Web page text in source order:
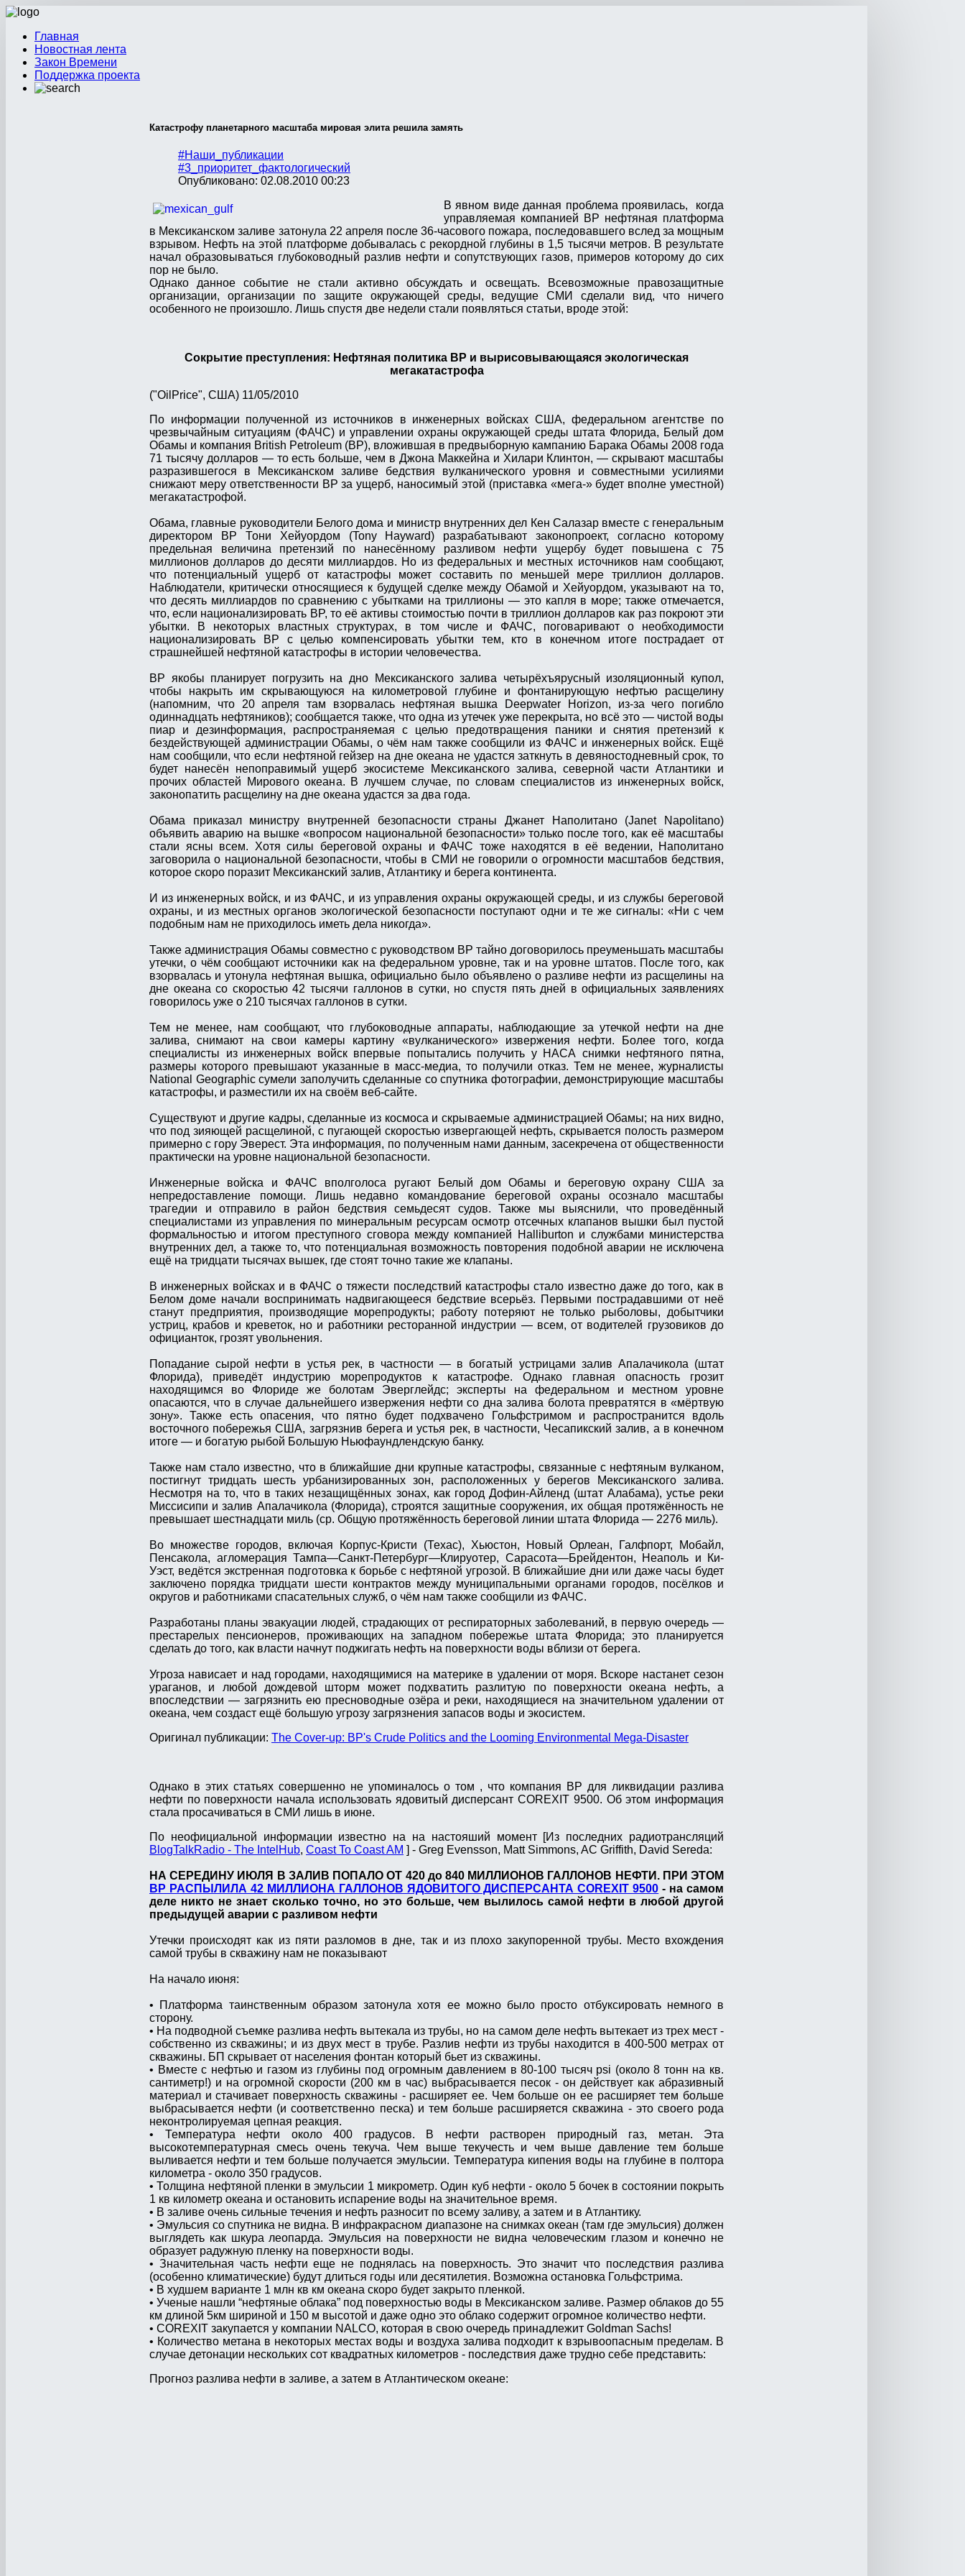
Главная
Новостная лента
Закон Времени
Поддержка проекта
Катастрофу планетарного масштаба мировая элита решила замять
#Наши_публикации
#3_приоритет_фактологический
Опубликовано: 02.08.2010 00:23
В явном виде данная проблема проявилась, когда
управляемая компанией BP нефтяная платформа
в Мексиканском заливе затонула 22 апреля после 36-часового пожара, последовавшего вслед за мощным
взрывом. Нефть на этой платформе добывалась с рекордной глубины в 1,5 тысячи метров. В результате
начал образовываться глубоководный разлив нефти и сопутствующих газов, примеров которому до сих
пор не было.
Однако данное событие не стали активно обсуждать и освещать. Всевозможные правозащитные
организации, организации по защите окружающей среды, ведущие СМИ сделали вид, что ничего
особенного не произошло. Лишь спустя две недели стали появляться статьи, вроде этой:
Сокрытие преступления: Нефтяная политика BP и вырисовывающаяся экологическая
мегакатастрофа
("OilPrice", США) 11/05/2010
По информации полученной из источников в инженерных войсках США, федеральном агентстве по
чрезвычайным ситуациям (ФАЧС) и управлении охраны окружающей среды штата Флорида, Белый дом
Обамы и компания British Petroleum (BP), вложившая в предвыборную кампанию Барака Обамы 2008 года
71 тысячу долларов — то есть больше, чем в Джона Маккейна и Хилари Клинтон, — скрывают масштабы
разразившегося в Мексиканском заливе бедствия вулканического уровня и совместными усилиями
снижают меру ответственности BP за ущерб, наносимый этой (приставка «мега-» будет вполне уместной)
мегакатастрофой.
Обама, главные руководители Белого дома и министр внутренних дел Кен Салазар вместе с генеральным
директором BP Тони Хейуордом (Tony Hayward) разрабатывают законопроект, согласно которому
предельная величина претензий по нанесённому разливом нефти ущербу будет повышена с 75
миллионов долларов до десяти миллиардов. Но из федеральных и местных источников нам сообщают,
что потенциальный ущерб от катастрофы может составить по меньшей мере триллион долларов.
Наблюдатели, критически относящиеся к будущей сделке между Обамой и Хейуордом, указывают на то,
что десять миллиардов по сравнению с убытками на триллионы — это капля в море; также отмечается,
что, если национализировать BP, то её активы стоимостью почти в триллион долларов как раз покроют эти
убытки. В некоторых властных структурах, в том числе и ФАЧС, поговаривают о необходимости
национализировать BP с целью компенсировать убытки тем, кто в конечном итоге пострадает от
страшнейшей нефтяной катастрофы в истории человечества.
BP якобы планирует погрузить на дно Мексиканского залива четырёхъярусный изоляционный купол,
чтобы накрыть им скрывающуюся на километровой глубине и фонтанирующую нефтью расщелину
(напомним, что 20 апреля там взорвалась нефтяная вышка Deepwater Horizon, из-за чего погибло
одиннадцать нефтяников); сообщается также, что одна из утечек уже перекрыта, но всё это — чистой воды
пиар и дезинформация, распространяемая с целью предотвращения паники и снятия претензий к
бездействующей администрации Обамы, о чём нам также сообщили из ФАЧС и инженерных войск. Ещё
нам сообщили, что если нефтяной гейзер на дне океана не удастся заткнуть в девяностодневный срок, то
будет нанесён непоправимый ущерб экосистеме Мексиканского залива, северной части Атлантики и
прочих областей Мирового океана. В лучшем случае, по словам специалистов из инженерных войск,
законопатить расщелину на дне океана удастся за два года.
Обама приказал министру внутренней безопасности страны Джанет Наполитано (Janet Napolitano)
объявить аварию на вышке «вопросом национальной безопасности» только после того, как её масштабы
стали ясны всем. Хотя силы береговой охраны и ФАЧС тоже находятся в её ведении, Наполитано
заговорила о национальной безопасности, чтобы в СМИ не говорили о огромности масштабов бедствия,
которое скоро поразит Мексиканский залив, Атлантику и берега континента.
И из инженерных войск, и из ФАЧС, и из управления охраны окружающей среды, и из службы береговой
охраны, и из местных органов экологической безопасности поступают одни и те же сигналы: «Ни с чем
подобным нам не приходилось иметь дела никогда».
Также администрация Обамы совместно с руководством BP тайно договорилось преуменьшать масштабы
утечки, о чём сообщают источники как на федеральном уровне, так и на уровне штатов. После того, как
взорвалась и утонула нефтяная вышка, официально было объявлено о разливе нефти из расщелины на
дне океана со скоростью 42 тысячи галлонов в сутки, но спустя пять дней в официальных заявлениях
говорилось уже о 210 тысячах галлонов в сутки.
Тем не менее, нам сообщают, что глубоководные аппараты, наблюдающие за утечкой нефти на дне
залива, снимают на свои камеры картину «вулканического» извержения нефти. Более того, когда
специалисты из инженерных войск впервые попытались получить у НАСА снимки нефтяного пятна,
размеры которого превышают указанные в масс-медиа, то получили отказ. Тем не менее, журналисты
National Geographic сумели заполучить сделанные со спутника фотографии, демонстрирующие масштабы
катастрофы, и разместили их на своём веб-сайте.
Существуют и другие кадры, сделанные из космоса и скрываемые администрацией Обамы; на них видно,
что под зияющей расщелиной, с пугающей скоростью извергающей нефть, скрывается полость размером
примерно с гору Эверест. Эта информация, по полученным нами данным, засекречена от общественности
практически на уровне национальной безопасности.
Инженерные войска и ФАЧС вполголоса ругают Белый дом Обамы и береговую охрану США за
непредоставление помощи. Лишь недавно командование береговой охраны осознало масштабы
трагедии и отправило в район бедствия семьдесят судов. Также мы выяснили, что проведённый
специалистами из управления по минеральным ресурсам осмотр отсечных клапанов вышки был пустой
формальностью и итогом преступного сговора между компанией Halliburton и службами министерства
внутренних дел, а также то, что потенциальная возможность повторения подобной аварии не исключена
ещё на тридцати тысячах вышек, где стоят точно такие же клапаны.
В инженерных войсках и в ФАЧС о тяжести последствий катастрофы стало известно даже до того, как в
Белом доме начали воспринимать надвигающееся бедствие всерьёз. Первыми пострадавшими от неё
станут предприятия, производящие морепродукты; работу потеряют не только рыболовы, добытчики
устриц, крабов и креветок, но и работники ресторанной индустрии — всем, от водителей грузовиков до
официанток, грозят увольнения.
Попадание сырой нефти в устья рек, в частности — в богатый устрицами залив Апалачикола (штат
Флорида), приведёт индустрию морепродуктов к катастрофе. Однако главная опасность грозит
находящимся во Флориде же болотам Эверглейдс; эксперты на федеральном и местном уровне
опасаются, что в случае дальнейшего извержения нефти со дна залива болота превратятся в «мёртвую
зону». Также есть опасения, что пятно будет подхвачено Гольфстримом и распространится вдоль
восточного побережья США, загрязнив берега и устья рек, в частности, Чесапикский залив, а в конечном
итоге — и богатую рыбой Большую Ньюфаундлендскую банку.
Также нам стало известно, что в ближайшие дни крупные катастрофы, связанные с нефтяным вулканом,
постигнут тридцать шесть урбанизированных зон, расположенных у берегов Мексиканского залива.
Несмотря на то, что в таких незащищённых зонах, как город Дофин-Айленд (штат Алабама), устье реки
Миссисипи и залив Апалачикола (Флорида), строятся защитные сооружения, их общая протяжённость не
превышает шестнадцати миль (ср. Общую протяжённость береговой линии штата Флорида — 2276 миль).
Во множестве городов, включая Корпус-Кристи (Техас), Хьюстон, Новый Орлеан, Галфпорт, Мобайл,
Пенсакола, агломерация Тампа—Санкт-Петербург—Клируотер, Сарасота—Брейдентон, Неаполь и Ки-
Уэст, ведётся экстренная подготовка к борьбе с нефтяной угрозой. В ближайшие дни или даже часы будет
заключено порядка тридцати шести контрактов между муниципальными органами городов, посёлков и
округов и работниками спасательных служб, о чём нам также сообщили из ФАЧС.
Разработаны планы эвакуации людей, страдающих от респираторных заболеваний, в первую очередь —
престарелых пенсионеров, проживающих на западном побережье штата Флорида; это планируется
сделать до того, как власти начнут поджигать нефть на поверхности воды вблизи от берега.
Угроза нависает и над городами, находящимися на материке в удалении от моря. Вскоре настанет сезон
ураганов, и любой дождевой шторм может подхватить разлитую по поверхности океана нефть, а
впоследствии — загрязнить ею пресноводные озёра и реки, находящиеся на значительном удалении от
океана, чем создаст ещё большую угрозу загрязнения запасов воды и экосистем.
Оригинал публикации: The Cover-up: BP's Crude Politics and the Looming Environmental Mega-Disaster
Однако в этих статьях совершенно не упоминалось о том , что компания BP для ликвидации разлива
нефти по поверхности начала использовать ядовитый дисперсант COREXIT 9500. Об этом информация
стала просачиваться в СМИ лишь в июне.
По неофициальной информации известно на на настояший момент [Из последних радиотрансляций
BlogTalkRadio - The IntelHub, Coast To Coast AM ] - Greg Evensson, Matt Simmons, AC Griffith, David Sereda:
НА СЕРЕДИНУ ИЮЛЯ В ЗАЛИВ ПОПАЛО ОТ 420 до 840 МИЛЛИОНОВ ГАЛЛОНОВ НЕФТИ. ПРИ ЭТОМ
BP РАСПЫЛИЛА 42 МИЛЛИОНА ГАЛЛОНОВ ЯДОВИТОГО ДИСПЕРСАНТА COREXIT 9500 - на самом
деле никто не знает сколько точно, но это больше, чем вылилось самой нефти в любой другой
предыдущей аварии с разливом нефти
Утечки происходят как из пяти разломов в дне, так и из плохо закупоренной трубы. Место вхождения
самой трубы в скважину нам не показывают
На начало июня:
• Платформа таинственным образом затонула хотя ее можно было просто отбуксировать немного в
сторону.
• На подводной съемке разлива нефть вытекала из трубы, но на самом деле нефть вытекает из трех мест -
собственно из скважины; и из двух мест в трубе. Разлив нефти из трубы находится в 400-500 метрах от
скважины. БП скрывает от населения фонтан который бьет из скважины.
• Вместе с нефтью и газом из глубины под огромным давлением в 80-100 тысяч psi (около 8 тонн на кв.
сантиметр!) и на огромной скорости (200 км в час) выбрасывается песок - он действует как абразивный
материал и стачивает поверхность скважины - расширяет ее. Чем больше он ее расширяет тем больше
выбрасывается нефти (и соответственно песка) и тем больше расширяется скважина - это своего рода
неконтролируемая цепная реакция.
• Температура нефти около 400 градусов. В нефти растворен природный газ, метан. Эта
высокотемпературная смесь очень текуча. Чем выше текучесть и чем выше давление тем больше
выливается нефти и тем больше получается эмульсии. Температура кипения воды на глубине в полтора
километра - около 350 градусов.
• Толщина нефтяной пленки в эмульсии 1 микрометр. Один куб нефти - около 5 бочек в состоянии покрыть
1 кв километр океана и остановить испарение воды на значительное время.
• В заливе очень сильные течения и нефть разносит по всему заливу, а затем и в Атлантику.
• Эмульсия со спутника не видна. В инфракрасном диапазоне на снимках океан (там где эмульсия) должен
выглядеть как шкура леопарда. Эмульсия на поверхности не видна человеческим глазом и конечно не
образует радужную пленку на поверхности воды.
• Значительная часть нефти еще не поднялась на поверхность. Это значит что последствия разлива
(особенно климатические) будут длиться годы или десятилетия. Возможна остановка Гольфстрима.
• В худшем варианте 1 млн кв км океана скоро будет закрыто пленкой.
• Ученые нашли “нефтяные облака” под поверхностью воды в Мексиканском заливе. Размер облаков до 55
км длиной 5км шириной и 150 м высотой и даже одно это облако содержит огромное количество нефти.
• COREXIT закупается у компании NALCO, которая в свою очередь принадлежит Goldman Sachs!
• Количество метана в некоторых местах воды и воздуха залива подходит к взрывоопасным пределам. В
случае детонации нескольких сот квадратных километров - последствия даже трудно себе представить:
Прогноз разлива нефти в заливе, а затем в Атлантическом океане: